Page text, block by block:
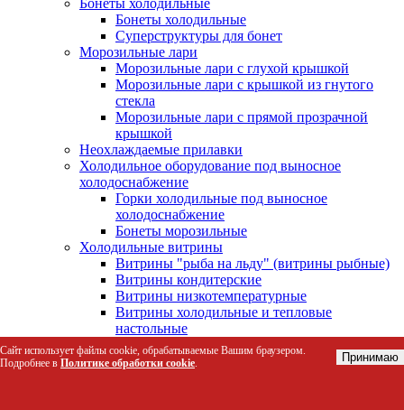
Бонеты холодильные
Суперструктуры для бонет
Морозильные лари
Морозильные лари с глухой крышкой
Морозильные лари с крышкой из гнутого
стекла
Морозильные лари с прямой прозрачной
крышкой
Неохлаждаемые прилавки
Холодильное оборудование под выносное
холодоснабжение
Горки холодильные под выносное
холодоснабжение
Бонеты морозильные
Холодильные витрины
Витрины "рыба на льду" (витрины рыбные)
Витрины кондитерские
Витрины низкотемпературные
Витрины холодильные и тепловые
настольные
Витрины холодильные открытые
Витрины холодильные
Сайт использует файлы cookie, обрабатываемые Вашим браузером.
Подробнее в Политике обработки cookie. Принимаю